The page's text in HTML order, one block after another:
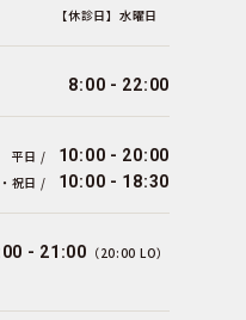
【休診日】水曜日
8:00 - 22:00
平日 / 10:00 - 20:00
祝日 / 10:00 - 18:30
- 21:00 （20:00 LO）